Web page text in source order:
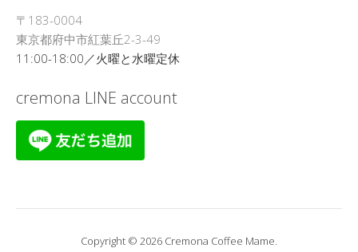
〒183-0004
東京都府中市紅葉丘2-3-49
11:00-18:00／火曜と水曜定休
cremona LINE account
Copyright © 2026 Cremona Coffee Mame.